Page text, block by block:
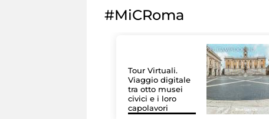
#MiCRoma
Tour Virtuali.
Viaggio digitale
tra otto musei
civici e i loro
capolavori